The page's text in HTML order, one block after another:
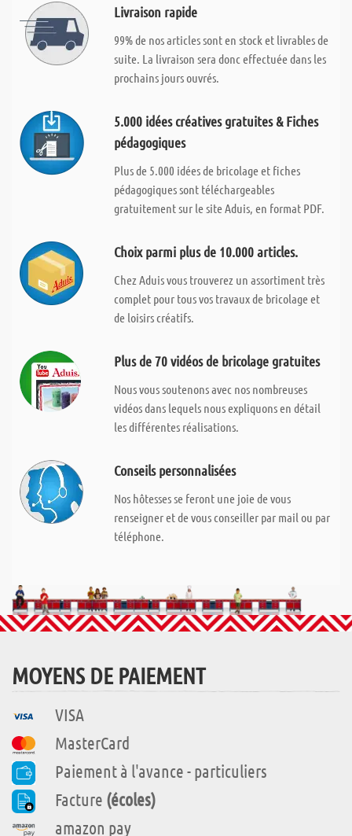
Livraison rapide
99% de nos articles sont en stock et livrables de
suite. La livraison sera donc effectuée dans les
prochains jours ouvrés.
5.000 idées créatives gratuites & Fiches
pédagogiques
Plus de 5.000 idées de bricolage et fiches
pédagogiques sont téléchargeables
gratuitement sur le site Aduis, en format PDF.
Choix parmi plus de 10.000 articles.
Chez Aduis vous trouverez un assortiment très
complet pour tous vos travaux de bricolage et
de loisirs créatifs.
Plus de 70 vidéos de bricolage gratuites
Nous vous soutenons avec nos nombreuses
vidéos dans lequels nous expliquons en détail
les différentes réalisations.
Conseils personnalisées
Nos hôtesses se feront une joie de vous
renseigner et de vous conseiller par mail ou par
téléphone.
MOYENS DE PAIEMENT
VISA
MasterCard
Paiement à l'avance - particuliers
Facture (écoles)
amazon pay